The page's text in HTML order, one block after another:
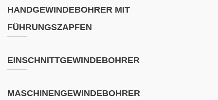
HANDGEWINDEBOHRER MIT
FÜHRUNGSZAPFEN
EINSCHNITTGEWINDEBOHRER
MASCHINENGEWINDEBOHRER